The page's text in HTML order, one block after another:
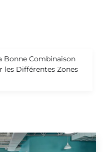
Bonne Combinaison
les Différentes Zones